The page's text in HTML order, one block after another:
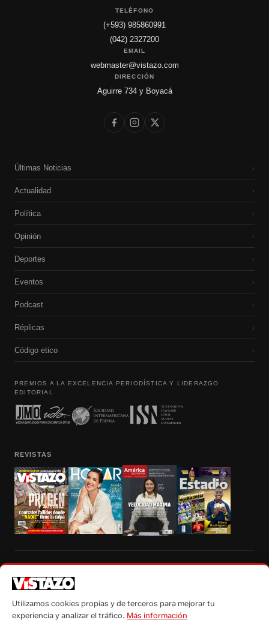
TELÉFONO
(+593) 985860991
(042) 2327200
EMAIL
webmaster@vistazo.com
DIRECCIÓN
Aguirre 734 y Boyacá
Últimas Noticias ›
Actualidad ›
Política ›
Opinión ›
Deportes ›
Eventos ›
Podcast ›
Réplicas ›
Código etico ›
PREMIOS A LA EXCELENCIA PERIODÍSTICA Y LIDERAZGO
EDITORIAL
REVISTAS
autorización escrita de su titular, de todos los contenidos de Vistazo.com.
Utilizamos cookies propias y de terceros para mejorar tu
experiencia y analizar el tráfico. Más información